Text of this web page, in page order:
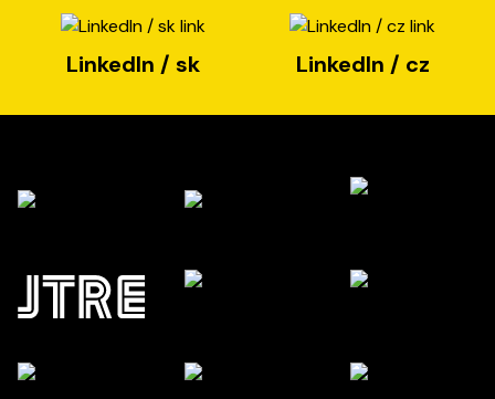
LinkedIn / sk LinkedIn / cz